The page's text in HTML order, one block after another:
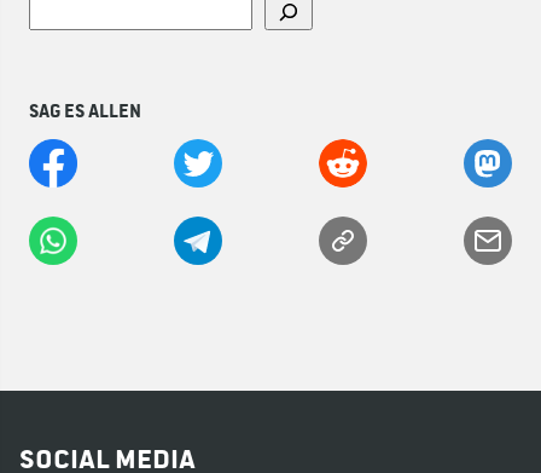
Sag es allen
Social Media